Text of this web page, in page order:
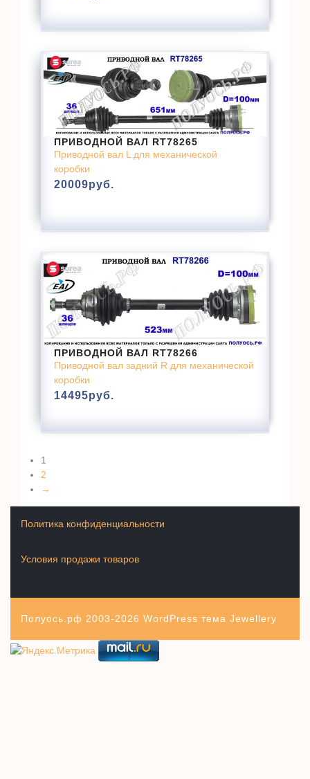
ПРИВОДНОЙ ВАЛ RT78265
Приводной вал L для механической
коробки
20009руб.
ПРИВОДНОЙ ВАЛ RT78266
Приводной вал задний R для механической
коробки
14495руб.
1
2
→
Условия продажи товаров
Политика конфиденциальности
Полуось.рф 2003-2026 WordPress тема Jewellery